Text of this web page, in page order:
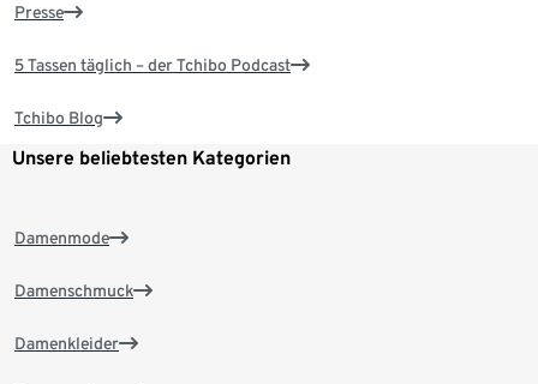
Presse
5 Tassen täglich – der Tchibo Podcast
Tchibo Blog
Unsere beliebtesten Kategorien
Damenmode
Damenschmuck
Damenkleider